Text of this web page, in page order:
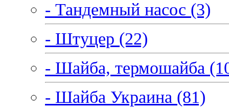
- Тандемный насос (3)
- Штуцер (22)
- Шайба, термошайба
- Шайба Украина (81)